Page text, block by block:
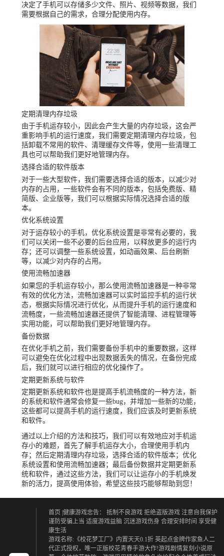
决定了手机可以存储多少文件、照片、视频等数据，我们
需要根据自己的需求，合理分配使用内存。
定期清理内存垃圾
由于手机运存较小，因此会产生大量的内存垃圾，这会严
重影响手机的运行速度，我们需要定期清理内存垃圾，包
括卸载不常用的软件、清理缓存文件等，使用一些清理工
具也可以帮助我们更好地管理内存。
选择合适的软件版本
对于一些大型软件，我们需要选择合适的版本，以减少对
内存的占用，一些软件会有不同的版本，包括免费版、精
简版、企业版等，我们可以根据实际情况选择合适的版
本。
优化系统设置
对于运存较小的手机，优化系统设置是非常有必要的，我
们可以关闭一些不必要的后台应用，以释放更多的运行内
存；还可以调整一些系统设置，如动画效果、后台刷新
等，以减少对内存的占用。
使用流畅加速器
如果您的手机运存较小，那么使用流畅加速器是一种非常
有效的优化方法，流畅加速器可以实时监控手机的运行状
态，根据实际情况进行优化，从而提升手机的运行速度和
流畅度，一些流畅加速器还提供了智能清理、进程管理等
实用功能，可以帮助我们更好地管理内存。
备份数据
在优化手机之前，我们需要备份手机中的重要数据，这样
可以避免在优化过程中出现数据丢失的情况，在备份完成
后，我们就可以进行相应的优化操作了。
定期更新系统与软件
定期更新系统和软件也是提高手机流畅度的一种方法，新
的系统和软件通常会修复一些bug，并增加一些新的功能，
这些都可以提高手机的运行速度，我们应该及时更新系统
和软件。
通过以上介绍的方法和技巧，我们可以有效地应对手机运
存小的难题，首先了解手机运存大小，合理使用手机内
存；然后定期清理内存垃圾，选择合适的软件版本；优化
系统设置和使用流畅加速器；最后备份数据并定期更新系
统和软件，通过这些方法，我们可以让运存小的手机焕发
新的活力，提高使用体验，希望这些技巧能够帮助到您！
首页 |健康游戏忠告： 抵制不良游戏 拒绝盗版游戏 注意自我保护
谨防受骗上当 适度游戏益脑 沉迷游戏伤身 合理安排时间 享受健
康生活
游戏名称:《校花梦工厂》内置天天0.1折 英起点金牌作家鱼人二
代正式授权，唯一正版校花青春手游大作!游戏剧情复刻小说原